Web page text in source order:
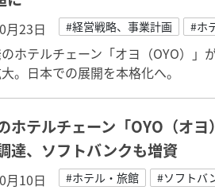
月23日 #経営戦略、事業計画 #ホ
ホテルチェーン「オヨ（OYO）
。日本での展開を本格化へ。
ホテルチェーン「OYO（オ
達、ソフトバンクも増資
月10日 #ホテル・旅館 #ソフトバ